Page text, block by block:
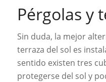
Pérgolas y
Sin duda, la mejor
terraza del sol es
sentido existen tres
protegerse del sol y